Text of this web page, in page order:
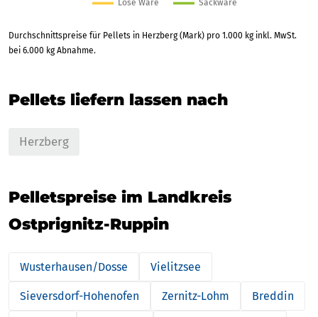
Durchschnittspreise für Pellets in Herzberg (Mark) pro 1.000 kg inkl. MwSt.
bei 6.000 kg Abnahme.
Pellets liefern lassen nach
Herzberg
Pelletspreise im Landkreis
Ostprignitz-Ruppin
Wusterhausen/Dosse Vielitzsee
Sieversdorf-Hohenofen Zernitz-Lohm Breddin